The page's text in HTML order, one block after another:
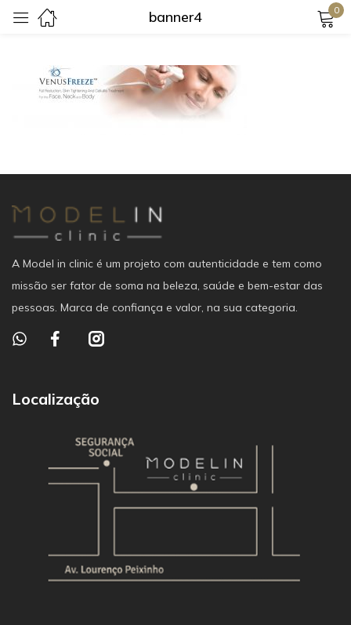
banner4 0
A Model in clinic é um projeto com autenticidade e tem como
missão ser fator de soma na beleza, saúde e bem-estar das
pessoas. Marca de confiança e valor, na sua categoria.
Localização
Criar uma conta